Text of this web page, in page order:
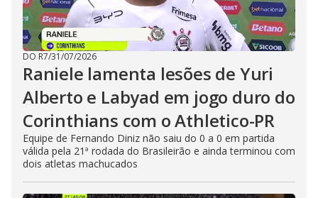
DO R7/31/07/2026
Raniele lamenta lesões de Yuri
Alberto e Labyad em jogo duro do
Corinthians com o Athletico-PR
Equipe de Fernando Diniz não saiu do 0 a 0 em partida
válida pela 21ª rodada do Brasileirão e ainda terminou com
dois atletas machucados